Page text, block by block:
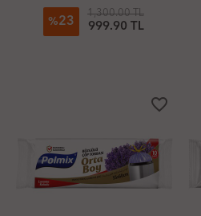
(Kolili Satış)
%23
1,300.00 TL
999.90 TL
favorite_border